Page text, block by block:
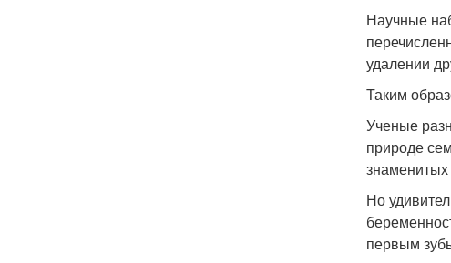
Научные
удалении
Таким
Ученые
природе
Но
первым